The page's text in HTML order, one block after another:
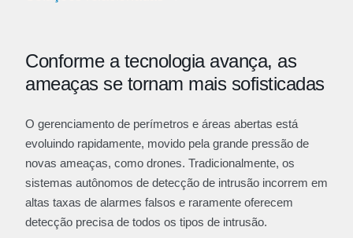
Conforme a tecnologia avança, as
ameaças se tornam mais sofisticadas
O gerenciamento de perímetros e áreas abertas está
evoluindo rapidamente, movido pela grande pressão de
novas ameaças, como drones. Tradicionalmente, os
sistemas autônomos de detecção de intrusão incorrem em
altas taxas de alarmes falsos e raramente oferecem
detecção precisa de todos os tipos de intrusão.